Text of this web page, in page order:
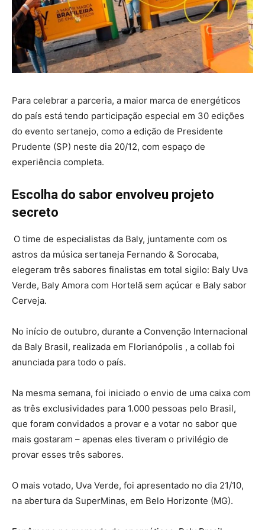
Para celebrar a parceria, a maior marca de energéticos
do país está tendo participação especial em 30 edições
do evento sertanejo, como a edição de Presidente
Prudente (SP) neste dia 20/12, com espaço de
experiência completa.
Escolha do sabor envolveu projeto
secreto
O time de especialistas da Baly, juntamente com os
astros da música sertaneja Fernando & Sorocaba,
elegeram três sabores finalistas em total sigilo: Baly Uva
Verde, Baly Amora com Hortelã sem açúcar e Baly sabor
Cerveja.
No início de outubro, durante a Convenção Internacional
da Baly Brasil, realizada em Florianópolis , a collab foi
anunciada para todo o país.
Na mesma semana, foi iniciado o envio de uma caixa com
as três exclusividades para 1.000 pessoas pelo Brasil,
que foram convidados a provar e a votar no sabor que
mais gostaram – apenas eles tiveram o privilégio de
provar esses três sabores.
O mais votado, Uva Verde, foi apresentado no dia 21/10,
na abertura da SuperMinas, em Belo Horizonte (MG).